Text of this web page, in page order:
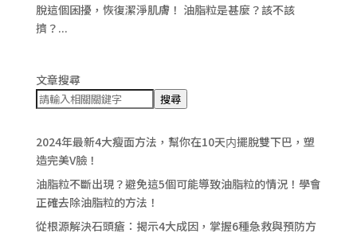
脫這個困擾，恢復潔淨肌膚！ 油脂粒是甚麼？該不該
擠？...
文章搜尋
搜尋
2024年最新4大瘦面方法，幫你在10天内擺脫雙下巴，塑
造完美V臉！
油脂粒不斷出現？避免這5個可能導致油脂粒的情況！學會
正確去除油脂粒的方法！
從根源解決石頭瘡：揭示4大成因，掌握6種急救與預防方